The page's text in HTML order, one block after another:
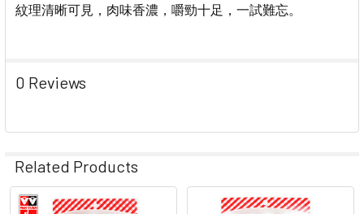
紋理清晰可見，肉味香濃，嚼勁十足，一試難忘。
0 Reviews
Related Products